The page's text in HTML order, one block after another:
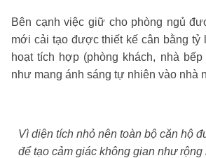
Bên cạnh việc giữ cho phòng ngủ
mới cải tạo được thiết kế cân bằng tỷ
hoạt tích hợp (phòng khách, nhà
như mang ánh sáng tự nhiên vào nhà
Vì diện tích nhỏ nên toàn bộ căn hộ
để tạo cảm giác không gian như